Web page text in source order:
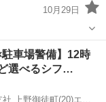
10月29日
駐車場警備】12時
選べるシフ…